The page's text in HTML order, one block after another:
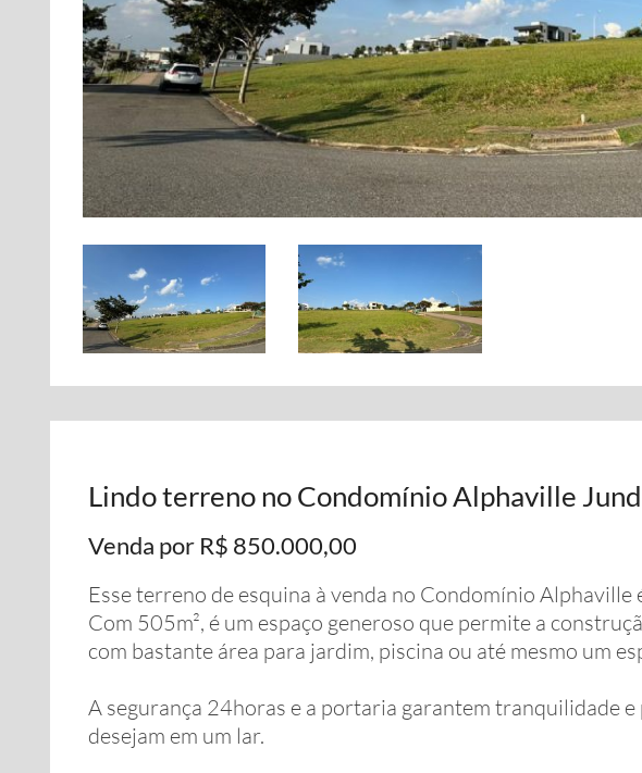
Lindo terreno no Condomínio Alphaville
Venda por R$ 850.000,00
Esse terreno de esquina à venda no Condomínio
Com 505m², é um espaço generoso que permite a
com bastante área para jardim, piscina ou até mesmo um
A segurança 24horas e a portaria garantem tranquilidade
desejam em um lar.